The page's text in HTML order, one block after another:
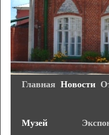
Главная Новости
Музей